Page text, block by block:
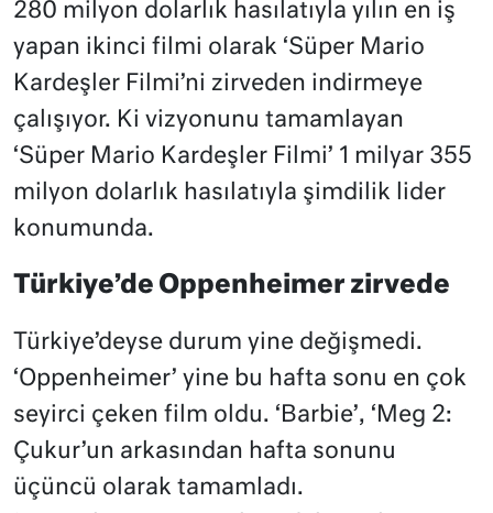
280 milyon dolarlık hasılatıyla yılın en iş
yapan ikinci filmi olarak ‘Süper Mario
Kardeşler Filmi’ni zirveden indirmeye
çalışıyor. Ki vizyonunu tamamlayan
‘Süper Mario Kardeşler Filmi’ 1 milyar 355
milyon dolarlık hasılatıyla şimdilik lider
konumunda.
Türkiye’de Oppenheimer zirvede
Türkiye’deyse durum yine değişmedi.
‘Oppenheimer’ yine bu hafta sonu en çok
seyirci çeken film oldu. ‘Barbie’, ‘Meg 2:
Çukur’un arkasından hafta sonunu
üçüncü olarak tamamladı.